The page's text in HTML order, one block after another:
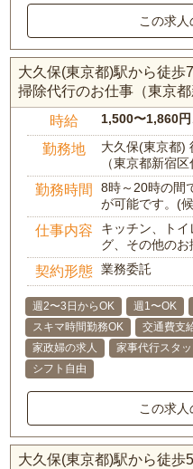
この求
大久保(東京都)駅から徒歩
掃除代行のお仕事（東京都
時給 1,500〜1,860円
勤務地
大久保(東京都)
（東京都新宿区
勤務時間
8時～20時の間
が可能です。(
仕事内容
キッチン、ト
グ、その他のお
契約形態 業務委託
週2〜3日からOK 週1〜OK
スキマ時間勤務OK
交通費支
家政婦の求人
家事代行スタ
シフト自由
この求
大久保(東京都)駅から徒歩